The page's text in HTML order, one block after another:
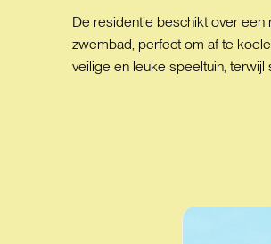
De residentie beschikt over
zwembad, perfect om af te
veilige en leuke speeltuin,